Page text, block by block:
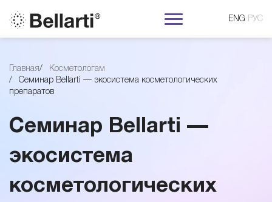
ENG РУС
е
м
и
н
Главная
Косметологам
Семинар Bellarti — экосистема косметологических
препаратов
Семинар Bellarti —
экосистема
косметологических